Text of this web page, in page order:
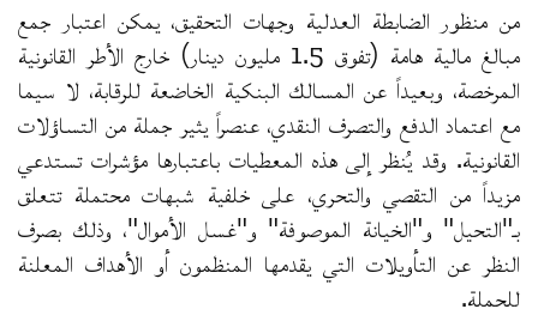
من منظور الضابطة العدلية وجهات التحقيق، يمكن اعتبار جمع
مبالغ مالية هامة (تفوق 1.5 مليون دينار) خارج الأطر القانونية
المرخصة، وبعيداً عن المسالك البنكية الخاضعة للرقابة، لا سيما
مع اعتماد الدفع والتصرف النقدي، عنصراً يثير جملة من التساؤلات
القانونية. وقد يُنظر إلى هذه المعطيات باعتبارها مؤشرات تستدعي
مزيداً من التقصي والتحري، على خلفية شبهات محتملة تتعلق
بـ"التحيل" و"الخيانة الموصوفة" و"غسل الأموال"، وذلك بصرف
النظر عن التأويلات التي يقدمها المنظمون أو الأهداف المعلنة
للحملة.